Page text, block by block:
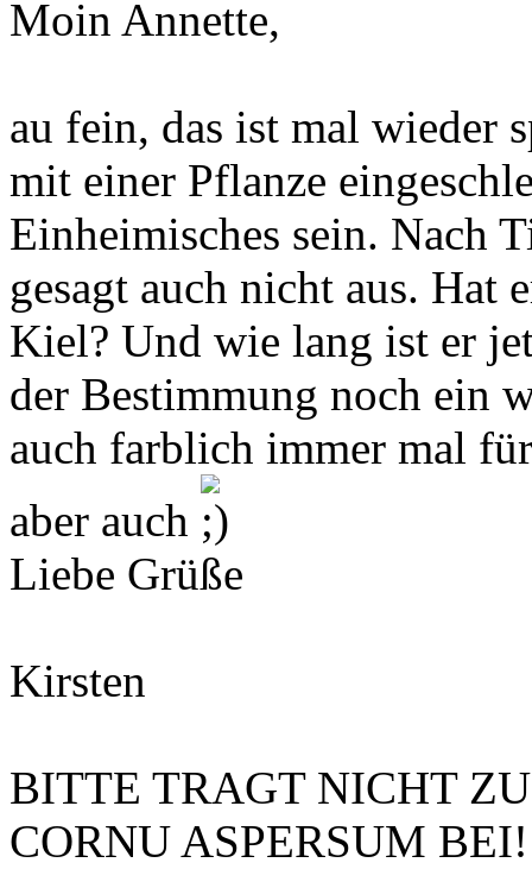
Moin Annette,
au fein, das ist mal wieder
mit einer Pflanze
Einheimisches sein. Nach
gesagt auch nicht aus. Hat
Kiel? Und wie lang ist er
der Bestimmung noch ein
auch farblich immer mal
aber auch
Liebe Grüße
Kirsten
BITTE TRAGT NICHT
CORNU ASPERSUM BEI!